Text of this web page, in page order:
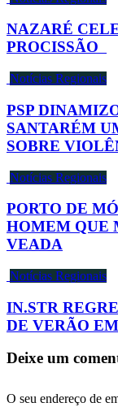
NAZARÉ
PROCISSÃO
Notícias Regionais
PSP
SANTARÉM
SOBRE
Notícias Regionais
PORTO DE
HOMEM QUE
VEADA
Notícias Regionais
IN.STR
DE VERÃO
Deixe um
O seu endereço de